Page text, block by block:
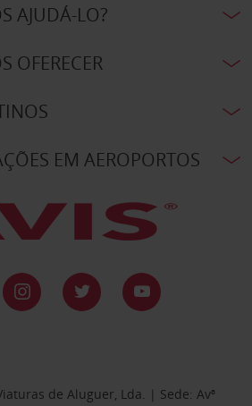
AJUDÁ-LO?
OFERECER
EM AEROPORTOS
de Aluguer, Lda. | Sede: Avª